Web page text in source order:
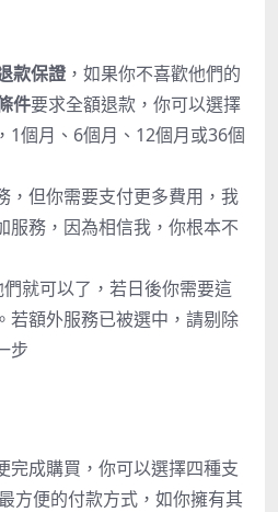
款保證 ，如果你不喜歡他們的
件要求全額退款，你可以選擇
1個月、6個月、12個月或36個
，但你需要支付更多費用，我
服務，因為相信我，你根本不
就可以了，若日後你需要這
若額外服務已被選中，請剔除
步
完成購買，你可以選擇四種支
方便的付款方式，如你擁有其